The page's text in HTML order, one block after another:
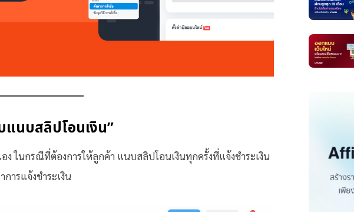
แนบสลิปโอนเงิน”
ง ในกรณีที่ต้องการให้ลูกค้า แนบสลิปโอนเงินทุกครั้งที่แจ้งชำระเงิน
การแจ้งชำระเงิน